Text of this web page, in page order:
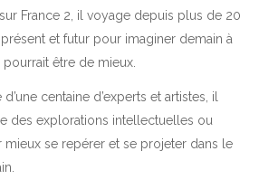
France 2, il voyage depuis plus de 20
et futur pour imaginer demain à
pourrait être de mieux.
centaine d’experts et artistes, il
des explorations intellectuelles ou
mieux se repérer et se projeter dans le